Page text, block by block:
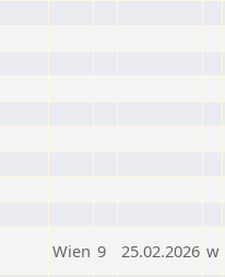
Wien 9 25.02.2026 w